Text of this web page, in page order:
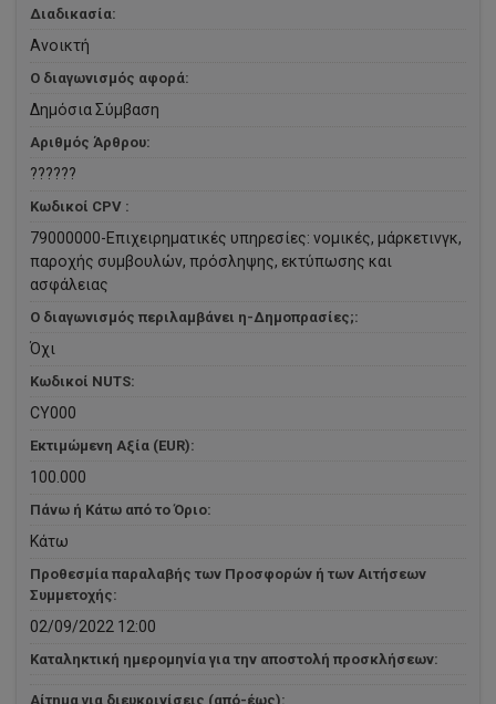
Διαδικασία:
Ανοικτή
Ο διαγωνισμός αφορά:
Δημόσια Σύμβαση
Αριθμός Άρθρου:
??????
Κωδικοί CPV :
79000000-Επιχειρηματικές υπηρεσίες: νομικές, μάρκετινγκ,
παροχής συμβουλών, πρόσληψης, εκτύπωσης και
ασφάλειας
Ο διαγωνισμός περιλαμβάνει η-Δημοπρασίες;:
Όχι
Κωδικοί NUTS:
CY000
Εκτιμώμενη Αξία (EUR):
100.000
Πάνω ή Κάτω από το Όριο:
Κάτω
Προθεσμία παραλαβής των Προσφορών ή των Αιτήσεων
Συμμετοχής:
02/09/2022 12:00
Καταληκτική ημερομηνία για την αποστολή προσκλήσεων:
Αίτημα για διευκρινίσεις (από-έως):